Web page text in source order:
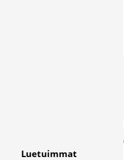
Luetuimmat